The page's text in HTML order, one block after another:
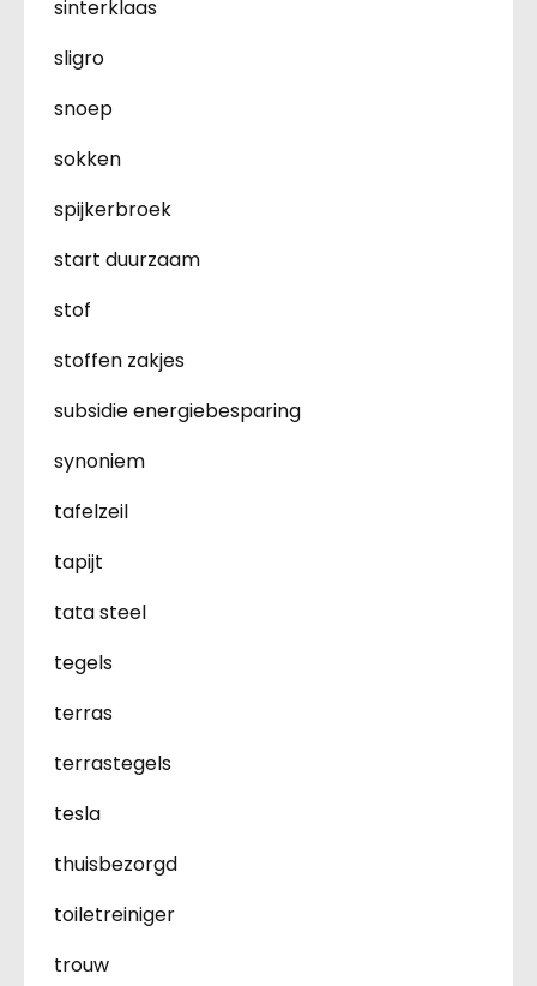
sinterklaas
sligro
snoep
sokken
spijkerbroek
start duurzaam
stof
stoffen zakjes
subsidie energiebesparing
synoniem
tafelzeil
tapijt
tata steel
tegels
terras
terrastegels
tesla
thuisbezorgd
toiletreiniger
trouw